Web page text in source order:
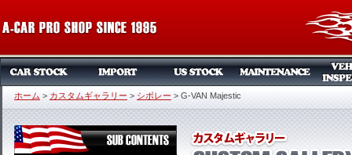
ホーム > カスタムギャラリー > シボレー > G-VAN Majestic